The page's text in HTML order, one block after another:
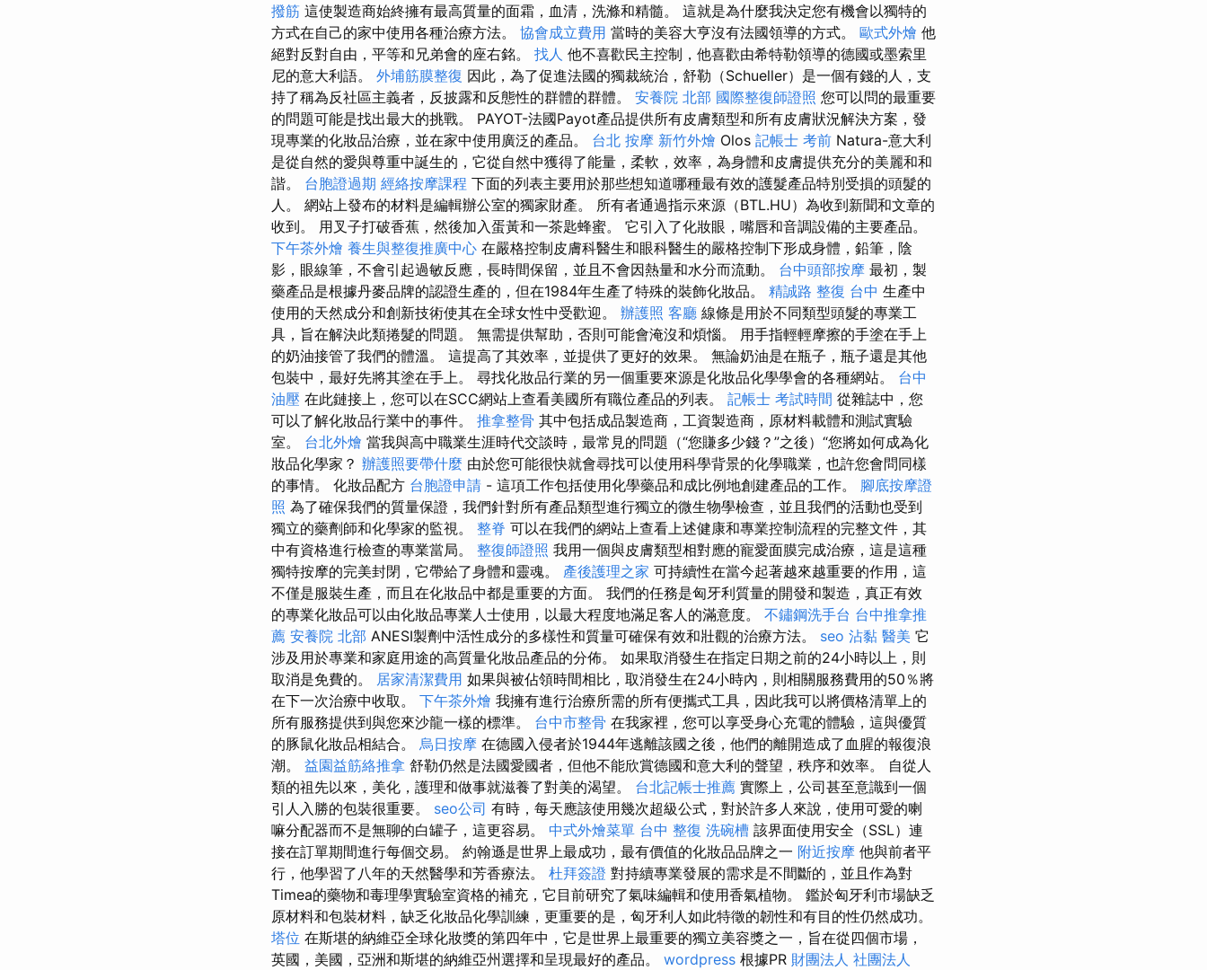
撥筋 這使製造商始終擁有最高質量的面霜，血清，洗滌和精髓。 這就是為什麼我決定您有機會以獨特的
方式在自己的家中使用各種治療方法。 協會成立費用 當時的美容大亨沒有法國領導的方式。 歐式外燴 他
絕對反對自由，平等和兄弟會的座右銘。 找人 他不喜歡民主控制，他喜歡由希特勒領導的德國或墨索里
尼的意大利語。 外埔筋膜整復 因此，為了促進法國的獨裁統治，舒勒（Schueller）是一個有錢的人，支
持了稱為反社區主義者，反披露和反態性的群體的群體。 安養院 北部 國際整復師證照 您可以問的最重要
的問題可能是找出最大的挑戰。 PAYOT-法國Payot產品提供所有皮膚類型和所有皮膚狀況解決方案，發
現專業的化妝品治療，並在家中使用廣泛的產品。 台北 按摩 新竹外燴 Olos 記帳士 考前 Natura-意大利
是從自然的愛與尊重中誕生的，它從自然中獲得了能量，柔軟，效率，為身體和皮膚提供充分的美麗和和
諧。 台胞證過期 經絡按摩課程 下面的列表主要用於那些想知道哪種最有效的護髮產品特別受損的頭髮的
人。 網站上發布的材料是編輯辦公室的獨家財產。 所有者通過指示來源（BTL.HU）為收到新聞和文章的
收到。 用叉子打破香蕉，然後加入蛋黃和一茶匙蜂蜜。 它引入了化妝眼，嘴唇和音調設備的主要產品。
下午茶外燴 養生與整復推廣中心 在嚴格控制皮膚科醫生和眼科醫生的嚴格控制下形成身體，鉛筆，陰
影，眼線筆，不會引起過敏反應，長時間保留，並且不會因熱量和水分而流動。 台中頭部按摩 最初，製
藥產品是根據丹麥品牌的認證生產的，但在1984年生產了特殊的裝飾化妝品。 精誠路 整復 台中 生產中
使用的天然成分和創新技術使其在全球女性中受歡迎。 辦護照 客廳 線條是用於不同類型頭髮的專業工
具，旨在解決此類捲髮的問題。 無需提供幫助，否則可能會淹沒和煩惱。 用手指輕輕摩擦的手塗在手上
的奶油接管了我們的體溫。 這提高了其效率，並提供了更好的效果。 無論奶油是在瓶子，瓶子還是其他
包裝中，最好先將其塗在手上。 尋找化妝品行業的另一個重要來源是化妝品化學學會的各種網站。 台中
油壓 在此鏈接上，您可以在SCC網站上查看美國所有職位產品的列表。 記帳士 考試時間 從雜誌中，您
可以了解化妝品行業中的事件。 推拿整骨 其中包括成品製造商，工資製造商，原材料載體和測試實驗
室。 台北外燴 當我與高中職業生涯時代交談時，最常見的問題（“您賺多少錢？”之後）“您將如何成為化
妝品化學家？ 辦護照要帶什麼 由於您可能很快就會尋找可以使用科學背景的化學職業，也許您會問同樣
的事情。 化妝品配方 台胞證申請 - 這項工作包括使用化學藥品和成比例地創建產品的工作。 腳底按摩證
照 為了確保我們的質量保證，我們針對所有產品類型進行獨立的微生物學檢查，並且我們的活動也受到
獨立的藥劑師和化學家的監視。 整脊 可以在我們的網站上查看上述健康和專業控制流程的完整文件，其
中有資格進行檢查的專業當局。 整復師證照 我用一個與皮膚類型相對應的寵愛面膜完成治療，這是這種
獨特按摩的完美封閉，它帶給了身體和靈魂。 產後護理之家 可持續性在當今起著越來越重要的作用，這
不僅是服裝生產，而且在化妝品中都是重要的方面。 我們的任務是匈牙利質量的開發和製造，真正有效
的專業化妝品可以由化妝品專業人士使用，以最大程度地滿足客人的滿意度。 不鏽鋼洗手台 台中推拿推
薦 安養院 北部 ANESI製劑中活性成分的多樣性和質量可確保有效和壯觀的治療方法。 seo 沾黏 醫美 它
涉及用於專業和家庭用途的高質量化妝品產品的分佈。 如果取消發生在指定日期之前的24小時以上，則
取消是免費的。 居家清潔費用 如果與被佔領時間相比，取消發生在24小時內，則相關服務費用的50％將
在下一次治療中收取。 下午茶外燴 我擁有進行治療所需的所有便攜式工具，因此我可以將價格清單上的
所有服務提供到與您來沙龍一樣的標準。 台中市整骨 在我家裡，您可以享受身心充電的體驗，這與優質
的豚鼠化妝品相結合。 烏日按摩 在德國入侵者於1944年逃離該國之後，他們的離開造成了血腥的報復浪
潮。 益園益筋絡推拿 舒勒仍然是法國愛國者，但他不能欣賞德國和意大利的聲望，秩序和效率。 自從人
類的祖先以來，美化，護理和做事就滋養了對美的渴望。 台北記帳士推薦 實際上，公司甚至意識到一個
引人入勝的包裝很重要。 seo公司 有時，每天應該使用幾次超級公式，對於許多人來說，使用可愛的喇
嘛分配器而不是無聊的白罐子，這更容易。 中式外燴菜單 台中 整復 洗碗槽 該界面使用安全（SSL）連
接在訂單期間進行每個交易。 約翰遜是世界上最成功，最有價值的化妝品品牌之一 附近按摩 他與前者平
行，他學習了八年的天然醫學和芳香療法。 杜拜簽證 對持續專業發展的需求是不間斷的，並且作為對
Timea的藥物和毒理學實驗室資格的補充，它目前研究了氣味編輯和使用香氣植物。 鑑於匈牙利市場缺乏
原材料和包裝材料，缺乏化妝品化學訓練，更重要的是，匈牙利人如此特徵的韌性和有目的性仍然成功。
塔位 在斯堪的納維亞全球化妝獎的第四年中，它是世界上最重要的獨立美容獎之一，旨在從四個市場，
英國，美國，亞洲和斯堪的納維亞州選擇和呈現最好的產品。 wordpress 根據PR 財團法人 社團法人